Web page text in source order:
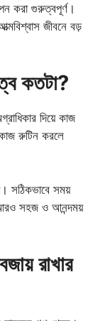
করা গুরুত্বপূর্ণ।
জীবনে বড়
কতটা?
দিয়ে কাজ
রুটিন করলে
সঠিকভাবে সময়
সহজ ও আনন্দময়
রাখার